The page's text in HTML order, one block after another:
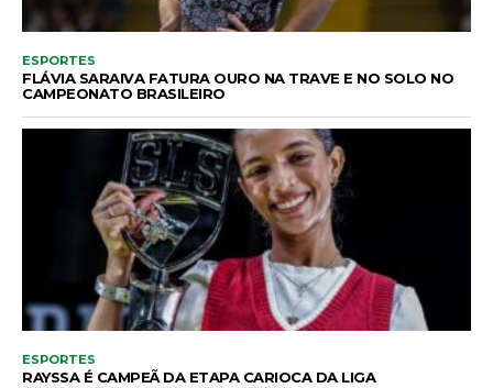
ESPORTES
FLÁVIA SARAIVA FATURA OURO NA TRAVE E NO SOLO NO
CAMPEONATO BRASILEIRO
ESPORTES
RAYSSA É CAMPEÃ DA ETAPA CARIOCA DA LIGA